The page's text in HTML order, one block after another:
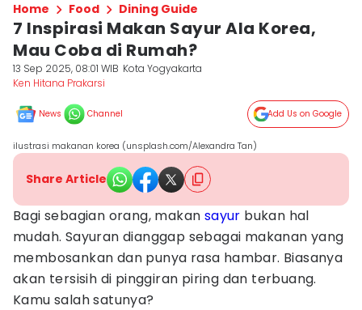
Home Food Dining Guide
7 Inspirasi Makan Sayur Ala Korea,
Mau Coba di Rumah?
13 Sep 2025, 08:01 WIB Kota Yogyakarta
Ken Hitana Prakarsi
News Channel Add Us on Google
ilustrasi makanan korea (unsplash.com/Alexandra Tan)
Share Article
Bagi sebagian orang, makan sayur bukan hal
mudah. Sayuran dianggap sebagai makanan yang
membosankan dan punya rasa hambar. Biasanya
akan tersisih di pinggiran piring dan terbuang.
Kamu salah satunya?